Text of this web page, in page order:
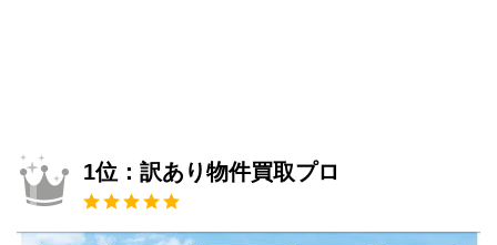
1位：訳あり物件買取プロ